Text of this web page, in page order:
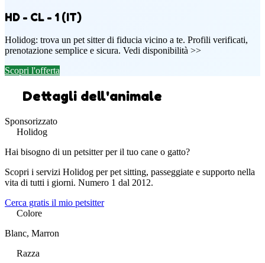
HD - CL - 1 (IT)
Holidog: trova un pet sitter di fiducia vicino a te. Profili verificati,
prenotazione semplice e sicura. Vedi disponibilità >>
Scopri l'offerta
Dettagli dell'animale
Sponsorizzato
Holidog
Hai bisogno di un petsitter per il tuo cane o gatto?
Scopri i servizi Holidog per pet sitting, passeggiate e supporto nella
vita di tutti i giorni. Numero 1 dal 2012.
Cerca gratis il mio petsitter
Colore
Blanc, Marron
Razza